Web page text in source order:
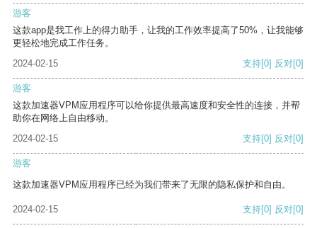
游客
这款app是我工作上的得力助手，让我的工作效率提高了50%，让我能够
更轻松地完成工作任务。
2024-02-15
支持[0] 反对[0]
游客
这款加速器VPM应用程序可以给你提供最高速度和安全性的连接，并帮
助你在网络上自由移动。
2024-02-15
支持[0] 反对[0]
游客
这款加速器VPM应用程序已经为我们带来了无限的隐私保护和自由。
2024-02-15 支持[0] 反对[0]